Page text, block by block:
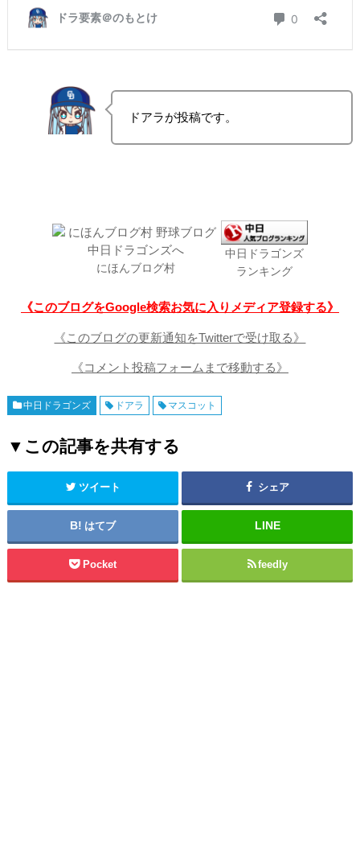
ドアラが投稿です。
にほんブログ村
中日ドラゴンズ
ランキング
《このブログをGoogle検索お気に入りメディア登録する》
《このブログの更新通知をTwitterで受け取る》
《コメント投稿フォームまで移動する》
中日ドラゴンズ ドアラ マスコット
▼この記事を共有する
ツイート シェア
はてブ
Pocket feedly